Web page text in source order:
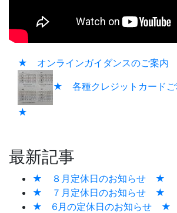
★ オンラインガイダンスのご案
★ 各種クレジットカード
★
最新記事
★ ８月定休日のお知らせ ★
★ ７月定休日のお知らせ ★
★ 6月の定休日のお知らせ ★